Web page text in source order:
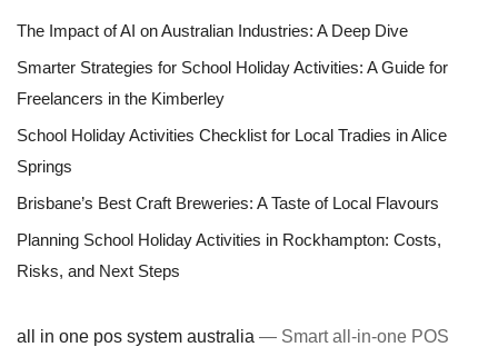
The Impact of AI on Australian Industries: A Deep Dive
Smarter Strategies for School Holiday Activities: A Guide for
Freelancers in the Kimberley
School Holiday Activities Checklist for Local Tradies in Alice
Springs
Brisbane’s Best Craft Breweries: A Taste of Local Flavours
Planning School Holiday Activities in Rockhampton: Costs,
Risks, and Next Steps
all in one pos system australia — Smart all-in-one POS